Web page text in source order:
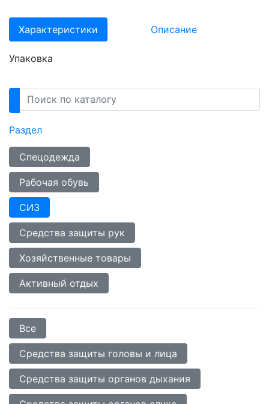
Характеристики Описание
Упаковка
Раздел
Спецодежда
Рабочая обувь
СИЗ
Средства защиты рук
Хозяйственные товары
Активный отдых
Все
Средства защиты головы и лица
Средства защиты органов дыхания